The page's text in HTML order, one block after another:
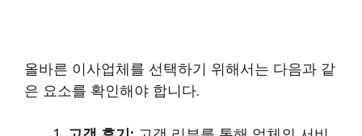
올바른 이사업체를 선택하기 위해서는 다음과 같
은 요소를 확인해야 합니다.